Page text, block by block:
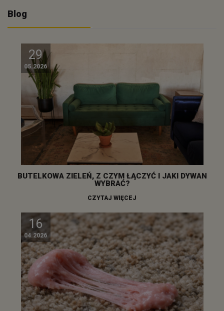
Blog
29
05.2026
BUTELKOWA ZIELEŃ, Z CZYM ŁĄCZYĆ I JAKI DYWAN
WYBRAĆ?
CZYTAJ WIĘCEJ
16
04.2026